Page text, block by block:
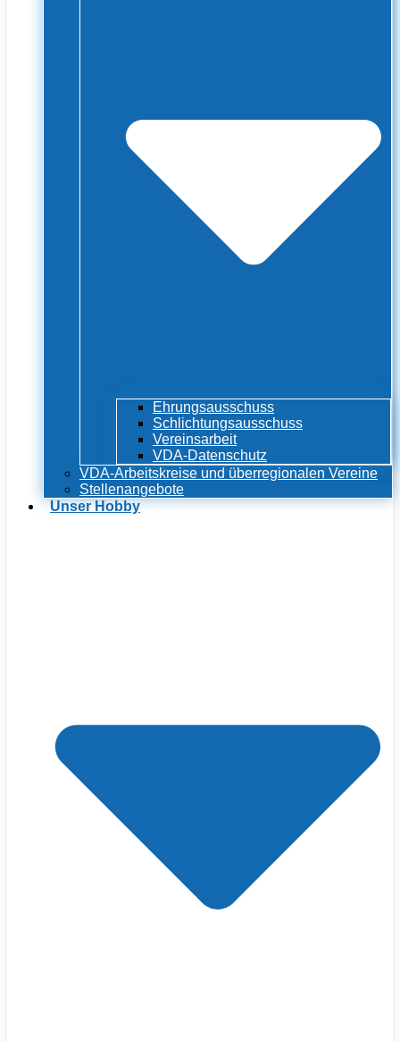
Ehrungsausschuss
Schlichtungsausschuss
Vereinsarbeit
VDA-Datenschutz
VDA-Arbeitskreise und überregionalen Vereine
Stellenangebote
Unser Hobby